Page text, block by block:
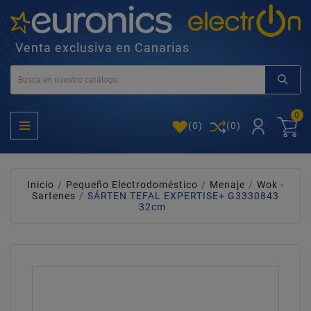
Venta exclusiva en Canarias
(0) (0)
0
Inicio Pequeño Electrodoméstico Menaje
Wok -
Sartenes
SÁRTEN TEFAL EXPERTISE+ G3330843
32cm